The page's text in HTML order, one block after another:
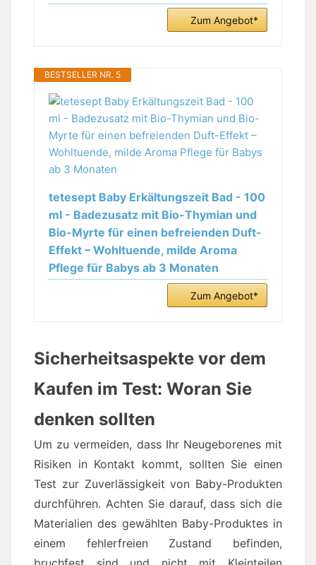
Zum Angebot*
BESTSELLER NR. 5
tetesept Baby Erkältungszeit Bad - 100
ml - Badezusatz mit Bio-Thymian und
Bio-Myrte für einen befreienden Duft-
Effekt – Wohltuende, milde Aroma
Pflege für Babys ab 3 Monaten
Zum Angebot*
Sicherheitsaspekte vor dem
Kaufen im Test: Woran Sie
denken sollten
Um zu vermeiden, dass Ihr Neugeborenes mit
Risiken in Kontakt kommt, sollten Sie einen
Test zur Zuverlässigkeit von Baby-Produkten
durchführen. Achten Sie darauf, dass sich die
Materialien des gewählten Baby-Produktes in
einem fehlerfreien Zustand befinden,